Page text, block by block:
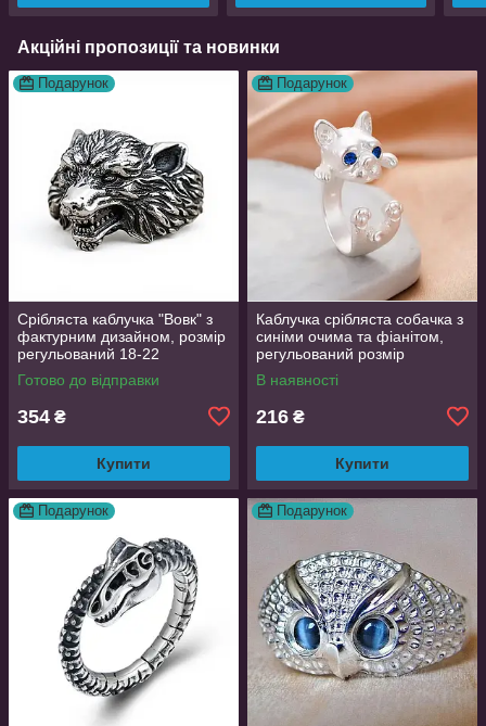
Акційні пропозиції та новинки
Подарунок
Срібляста каблучка "Вовк" з
фактурним дизайном, розмір
регульований 18-22
Готово до відправки
354 ₴
Купити
Подарунок
Каблучка срібляста собачка з
синіми очима та фіанітом,
регульований розмір
AurumLux016
В наявності
216 ₴
Купити
Подарунок Подарунок